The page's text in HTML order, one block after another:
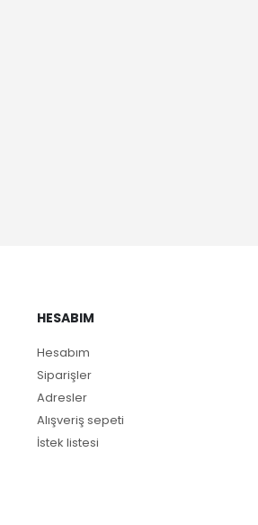
HESABIM
Hesabım
Siparişler
Adresler
Alışveriş sepeti
İstek listesi